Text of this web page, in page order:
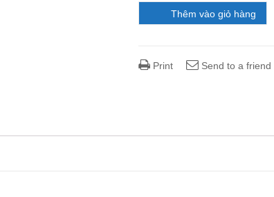
Thêm vào giỏ hàng
Print Send to a friend